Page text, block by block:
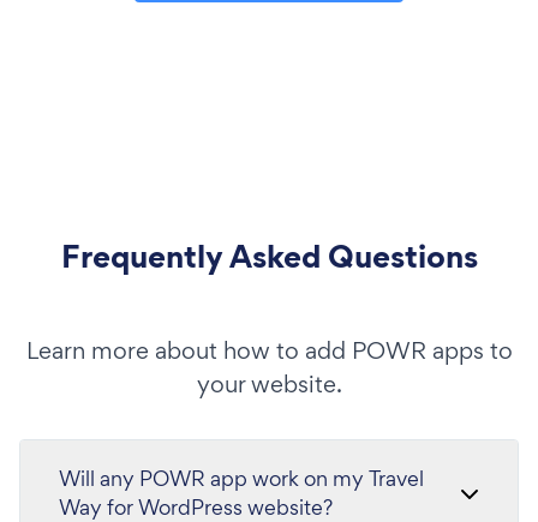
Frequently Asked Questions
Learn more about how to add POWR apps to
your website.
Will any POWR app work on my Travel
Way for WordPress website?